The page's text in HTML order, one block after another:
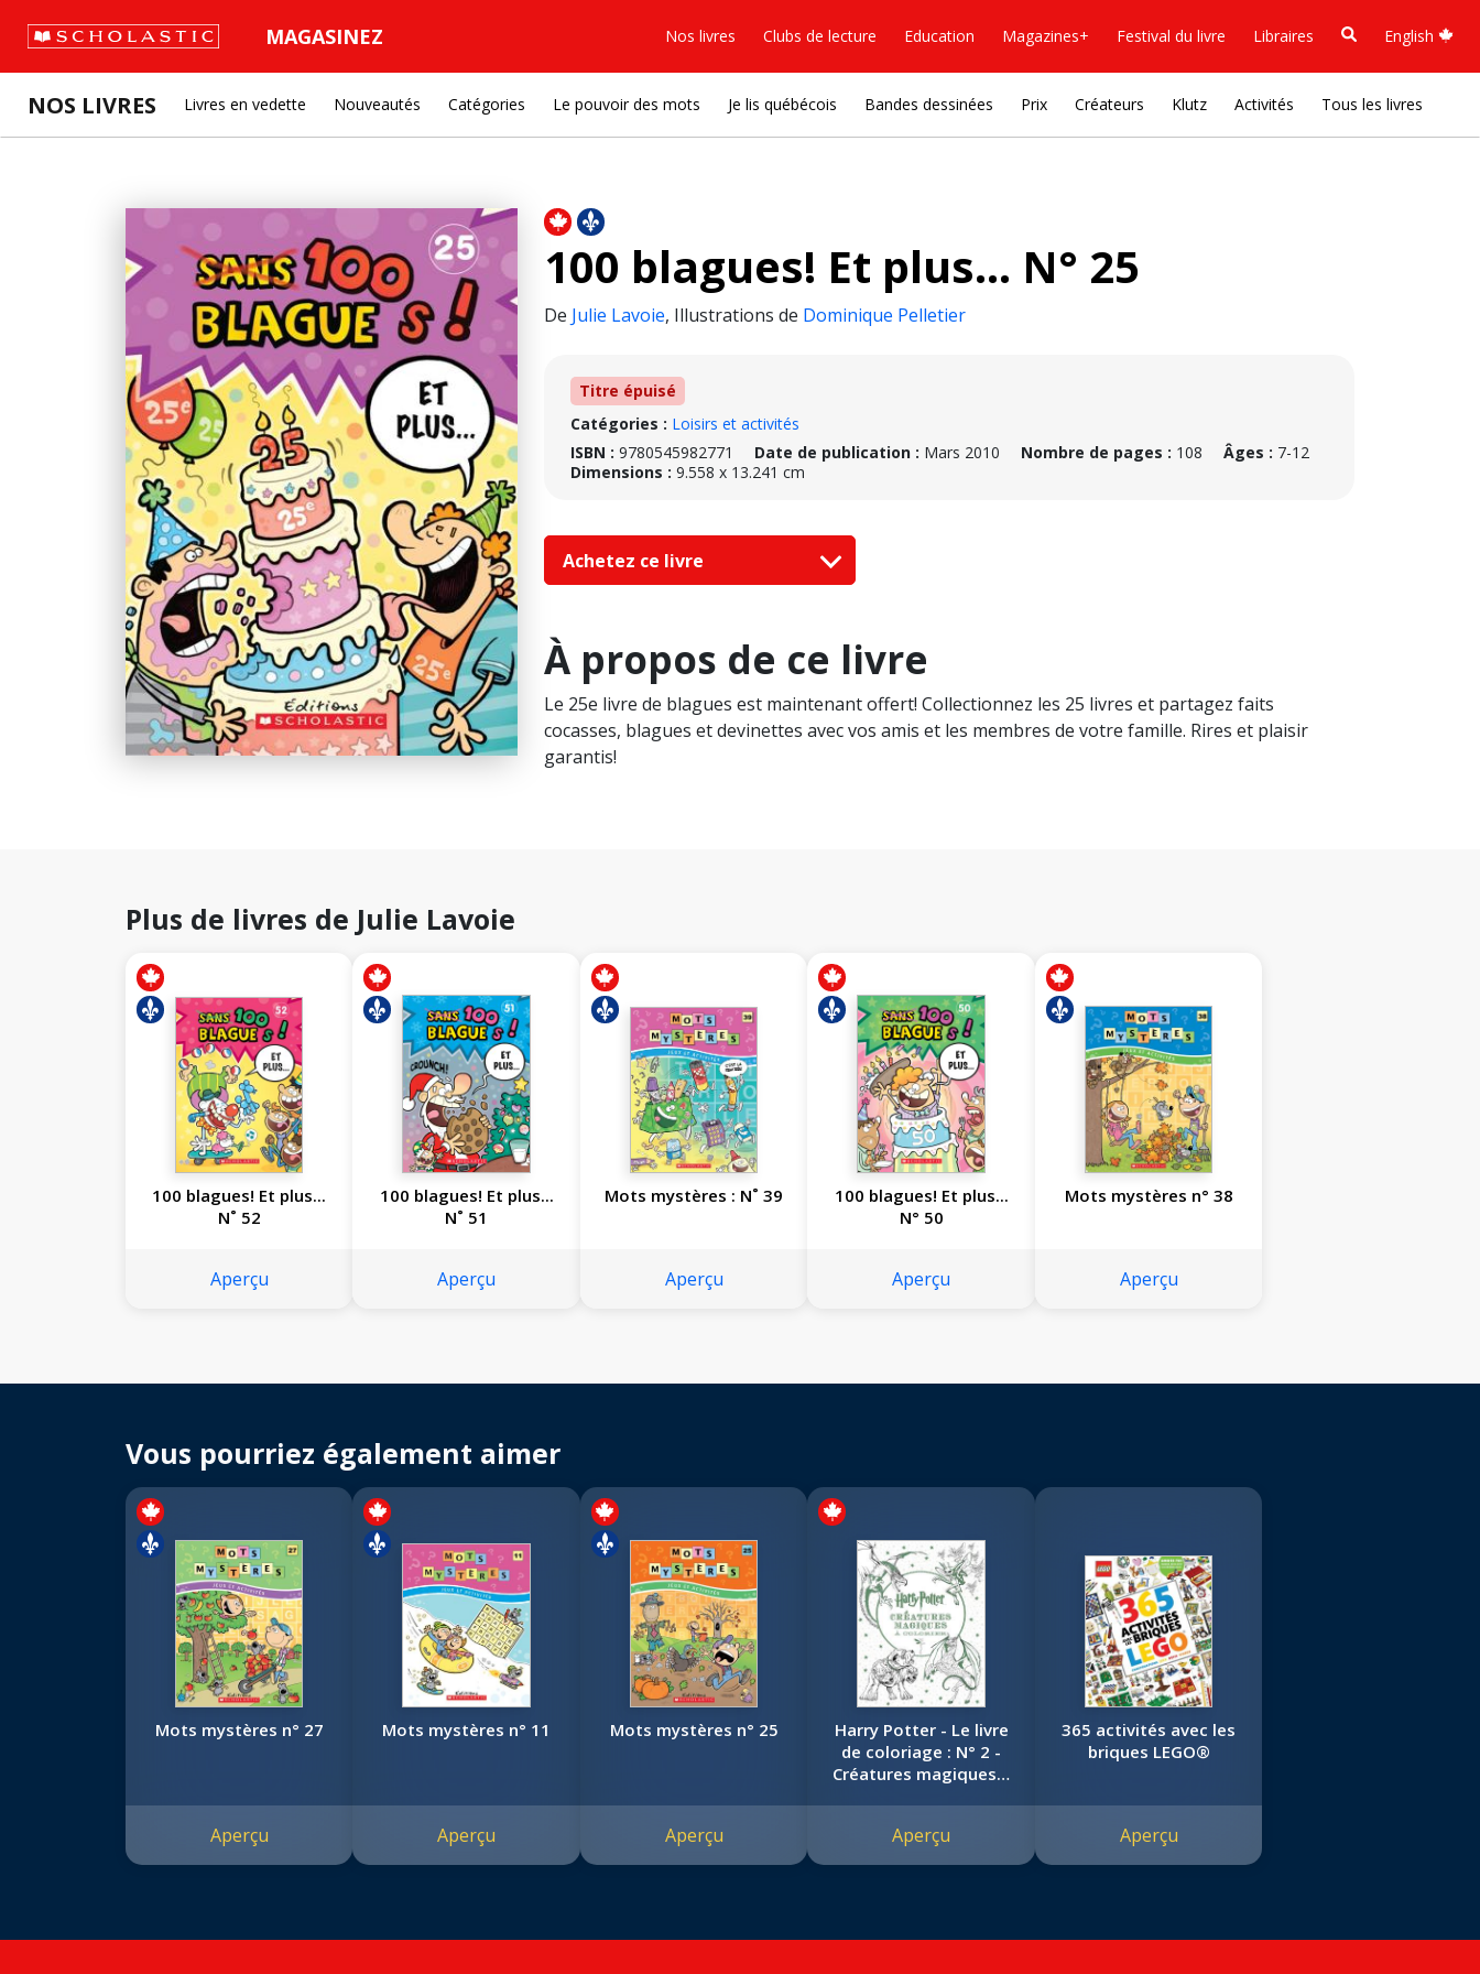
MAGASINEZ Nos livres Clubs de lecture Education Magazines+ Festival du livre Libraires English
NOS LIVRES Livres en vedette Nouveautés Catégories Le pouvoir des mots Je lis québécois Bandes dessinées Prix Créateurs Klutz Activités Tous les livres
100 blagues! Et plus... N° 25
De Julie Lavoie, Illustrations de Dominique Pelletier
Titre épuisé
Catégories : Loisirs et activités
ISBN : 9780545982771 Date de publication : Mars 2010 Nombre de pages : 108 Âges : 7-12
Dimensions : 9.558 x 13.241 cm
Achetez ce livre
À propos de ce livre
Le 25e livre de blagues est maintenant offert! Collectionnez les 25 livres et partagez faits
cocasses, blagues et devinettes avec vos amis et les membres de votre famille. Rires et plaisir
garantis!
Plus de livres de Julie Lavoie
100 blagues! Et plus...
N˚ 52
Aperçu
100 blagues! Et plus...
N˚ 51
Aperçu
Mots mystères : N˚ 39
Aperçu
100 blagues! Et plus...
N° 50
Aperçu
Mots mystères n° 38
Aperçu
Vous pourriez également aimer
Mots mystères n° 27
Aperçu
Mots mystères n° 11
Aperçu
Mots mystères n° 25
Aperçu
Harry Potter - Le livre
de coloriage : N° 2 -
Créatures magiques à
Aperçu
365 activités avec les
briques LEGO®
Aperçu